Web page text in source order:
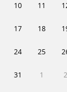
10 11
17 18
24 25
31 1 2